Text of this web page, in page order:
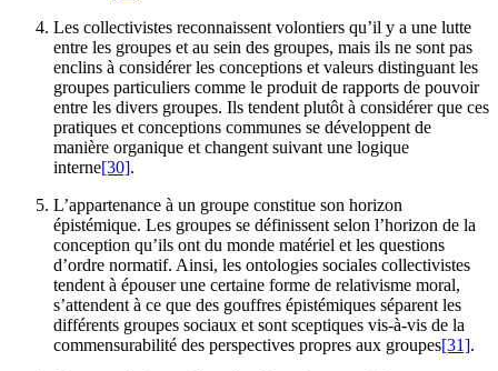
Les collectivistes reconnaissent volontiers qu’il y a une lutte
entre les groupes et au sein des groupes, mais ils ne sont pas
enclins à considérer les conceptions et valeurs distinguant les
groupes particuliers comme le produit de rapports de pouvoir
entre les divers groupes. Ils tendent plutôt à considérer que ces
pratiques et conceptions communes se développent de
manière organique et changent suivant une logique
interne[30].
L’appartenance à un groupe constitue son horizon
épistémique. Les groupes se définissent selon l’horizon de la
conception qu’ils ont du monde matériel et les questions
d’ordre normatif. Ainsi, les ontologies sociales collectivistes
tendent à épouser une certaine forme de relativisme moral,
s’attendent à ce que des gouffres épistémiques séparent les
différents groupes sociaux et sont sceptiques vis-à-vis de la
commensurabilité des perspectives propres aux groupes[31].